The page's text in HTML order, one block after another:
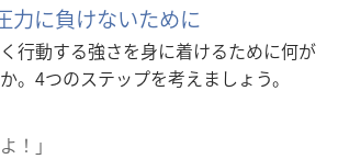
力に負けないために
行動する強さを身に着けるために何が
。4つのステップを考えましょう。
！」